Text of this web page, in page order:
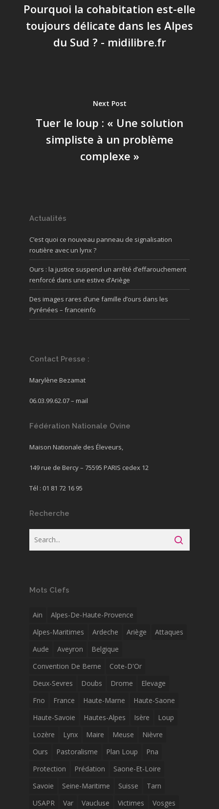
Pourquoi la cohabitation est-elle
toujours délicate dans les Alpes
du Sud ? - midilibre.fr
Next Post
Tuer le loup : « Une solution
simpliste à un problème
complexe »
Actualités
C’est quoi ce nouveau panneau de signalisation
routière avec un lynx ?
Ours : la justice suspend un arrêté d’effarouchement
renforcé dans une estive d’Ariège
Des images rares d’une famille d’ours dans les
Pyrénées – franceinfo
Contact Presse :
Marylène Bezamat
06.03.99.62.07 – mail
Fédération Nationale Ovine
Maison Nationale des Éleveurs,
149 rue de Bercy – 75595 PARIS cedex 12
Tél : 01 81 72 16 95
Recherche
Mots Clefs
Ain
Alpes-De-Haute-Provence
Alpes-Maritimes
Ardeche Ariège
Attaques
Aude
Aveyron
Belgique
Convention De Berne
Cote-D'Or
Deux-Sevres
Doubs Drome
Elevage
Fno
France Haute-Marne
Haute-Saone
Haute-Savoie
Hautes-Alpes Isère
Loup
Lozère
Lynx Maire Meuse
Nièvre
Ours
Pastoralisme Plan Loup
Pna
Protection
Prédation
Saone-Et-Loire
Savoie
Seine-Maritime Suisse
Tarn
USAPR
Var Vaucluse Victimes Vosges